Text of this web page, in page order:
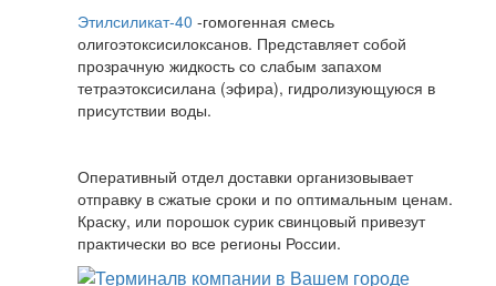
Этилсиликат-40 -гомогенная смесь
олигоэтоксисилоксанов. Представляет собой
прозрачную жидкость со слабым запахом
тетраэтоксисилана (эфира), гидролизующуюся в
присутствии воды.
Оперативный отдел доставки организовывает
отправку в сжатые сроки и по оптимальным ценам.
Краску, или порошок сурик свинцовый привезут
практически во все регионы России.